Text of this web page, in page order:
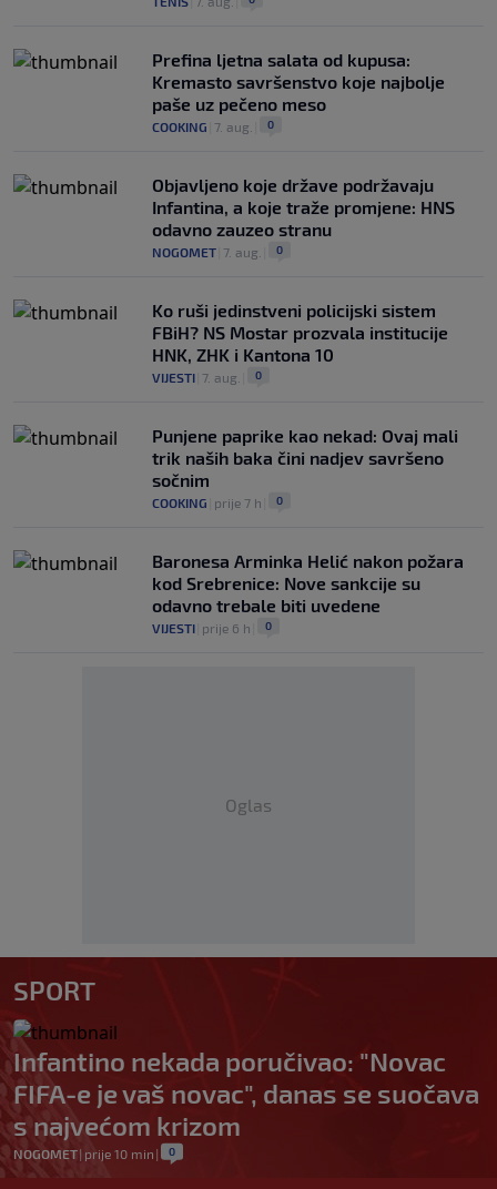
Prefina ljetna salata od kupusa:
Kremasto savršenstvo koje najbolje
paše uz pečeno meso
COOKING 7. aug. 0
Objavljeno koje države podržavaju
Infantina, a koje traže promjene: HNS
odavno zauzeo stranu
NOGOMET 7. aug. 0
Ko ruši jedinstveni policijski sistem
FBiH? NS Mostar prozvala institucije
HNK, ZHK i Kantona 10
VIJESTI 7. aug. 0
Punjene paprike kao nekad: Ovaj mali
trik naših baka čini nadjev savršeno
sočnim
COOKING prije 7 h 0
Baronesa Arminka Helić nakon požara
kod Srebrenice: Nove sankcije su
odavno trebale biti uvedene
VIJESTI prije 6 h 0
Oglas
SPORT
Infantino nekada poručivao: "Novac
FIFA-e je vaš novac", danas se suočava
s najvećom krizom
NOGOMET| prije 10 min | 0